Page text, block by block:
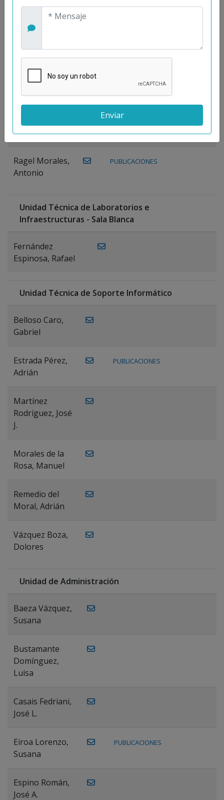
Prieto, Antonio
Mora
Gutiérrez, José
PUBLICACIONES
Moreno
Rocío
Ragel Morales,
Antonio
PUBLICACIONES
Unidad Técnica de Laboratorios e
Infraestructuras - Sala Blanca
Fernández
Espinosa, Rafael
Unidad Técnica de Soporte Informático
Belloso Caro,
Gabriel
Estrada Pérez,
Adrián
PUBLICACIONES
Martínez
Rodríguez, José
J.
Morales de la
Rosa, Manuel
Remedio del
Moral, Adrián
Vázquez Boza,
Dolores
Unidad de Administración
Baeza Vázquez,
Susana
Bustamante
Domínguez,
Luisa
Casais Fedriani,
José L.
Eiroa Lorenzo,
Susana
PUBLICACIONES
Espino Román,
José A.